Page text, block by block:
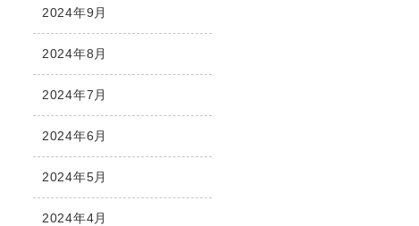
2024年9月
2024年8月
2024年7月
2024年6月
2024年5月
2024年4月